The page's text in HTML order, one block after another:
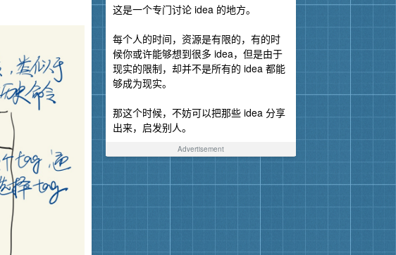
这是一个专门讨论 idea 的地方。
每个人的时间，资源是有限的，有的时
候你或许能够想到很多 idea，但是由于
现实的限制，却并不是所有的 idea 都能
够成为现实。
那这个时候，不妨可以把那些 idea 分享
出来，启发别人。
Advertisement